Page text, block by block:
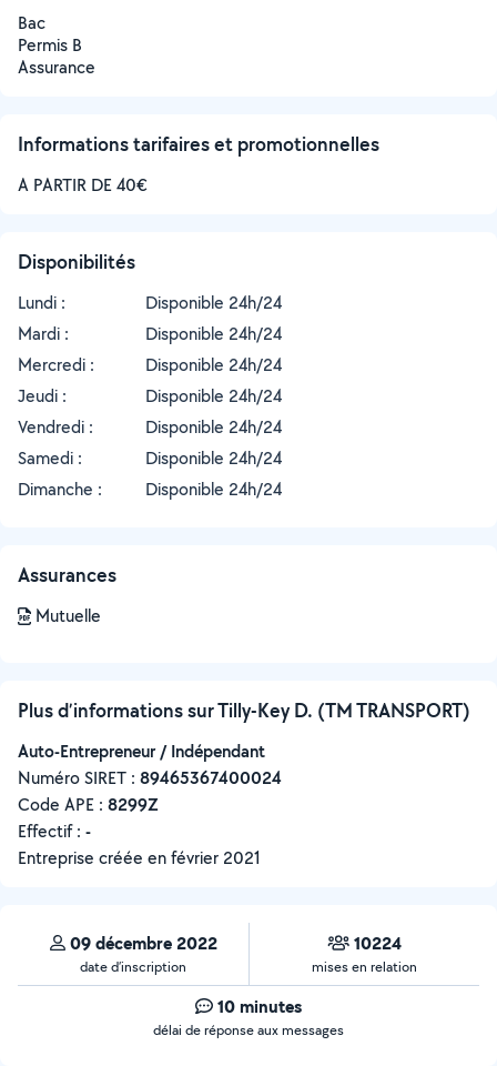
Bac
Permis B
Assurance
Informations tarifaires et promotionnelles
A PARTIR DE 40€
Disponibilités
Lundi :
Disponible 24h/24
Mardi :
Disponible 24h/24
Mercredi :
Disponible 24h/24
Jeudi :
Disponible 24h/24
Vendredi :
Disponible 24h/24
Samedi :
Disponible 24h/24
Dimanche :
Disponible 24h/24
Assurances
Mutuelle
Plus d’informations sur Tilly-Key D. (TM TRANSPORT)
Auto-Entrepreneur / Indépendant
Numéro SIRET : ‍89465367400024
Code APE : 8299Z
Effectif : -
Entreprise créée enfévrier 2021
09 décembre 2022
date d’inscription
10224
mises en relation
10 minutes
délai de réponse aux messages